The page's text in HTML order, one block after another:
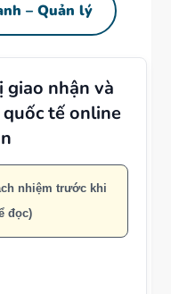
– Quản lý
giao nhận và
tế online
nhiệm trước khi
đọc)